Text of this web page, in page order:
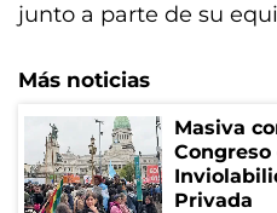
junto a parte de su
Más noticias
Masiva
Privada